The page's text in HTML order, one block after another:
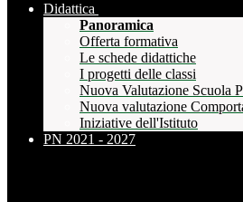
Didattica
Panoramica
Offerta formativa
Le schede didattiche
I progetti delle classi
Nuova Valutazione Scuola
Nuova valutazione
Iniziative dell'Istituto
PN 2021 - 2027